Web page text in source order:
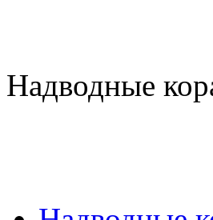
Надводные